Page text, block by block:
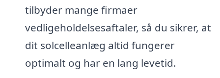
tilbyder mange firmaer
vedligeholdelsesaftaler, så du sikrer, at
dit solcelleanlæg altid fungerer
optimalt og har en lang levetid.